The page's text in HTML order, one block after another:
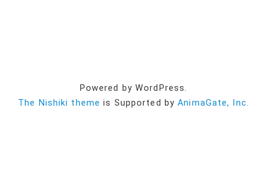
Powered by WordPress.
The Nishiki theme is Supported byAnimaGate, Inc.